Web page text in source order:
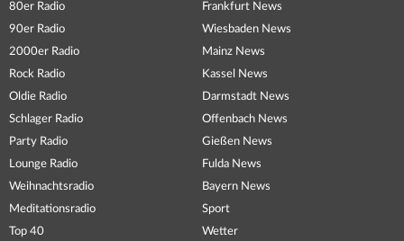
80er Radio
90er Radio
2000er Radio
Rock Radio
Oldie Radio
Schlager Radio
Party Radio
Lounge Radio
Weihnachtsradio
Meditationsradio
Top 40
Frankfurt News
Wiesbaden News
Mainz News
Kassel News
Darmstadt News
Offenbach News
Gießen News
Fulda News
Bayern News
Sport
Wetter